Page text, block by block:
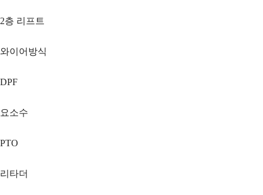
2층 리프트
와이어방식
DPF
요소수
PTO
리타더